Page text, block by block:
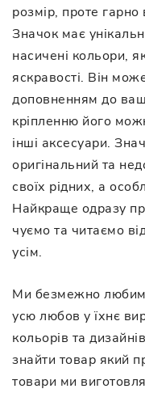
розмір, проте
Значок має
насичені кольори,
яскравості. Він
доповненням до
кріпленню його
інші аксесуари.
оригінальний та
своїх рідних, а
Найкраще одразу
чуємо та читаємо
усім.
Ми безмежно
усю любов у їхнє
кольорів та
знайти товар який
товари ми